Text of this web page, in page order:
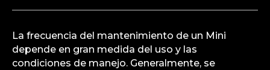
La frecuencia del mantenimiento de un Mini
depende en gran medida del uso y las
condiciones de manejo. Generalmente, se